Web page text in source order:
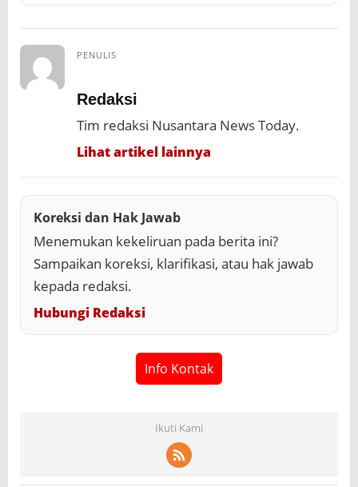
PENULIS
Redaksi
Tim redaksi Nusantara News Today.
Lihat artikel lainnya
Koreksi dan Hak Jawab
Menemukan kekeliruan pada berita ini?
Sampaikan koreksi, klarifikasi, atau hak jawab
kepada redaksi.
Hubungi Redaksi
Info Kontak
Ikuti Kami